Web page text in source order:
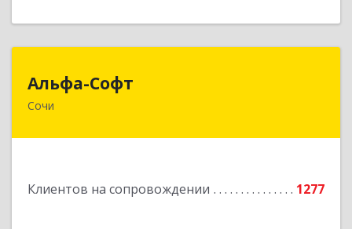
Альфа-Софт
Сочи
Клиентов на сопровождении 1277